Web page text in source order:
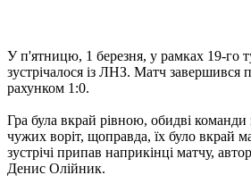
У п'ятницю, 1 березня, у рамках 19-го
зустрічалося із ЛНЗ. Матч завершився
рахунком 1:0.
Гра була вкрай рівною, обидві
чужих воріт, щоправда, їх було вкрай
зустрічі припав наприкінці матчу,
Денис Олійник.